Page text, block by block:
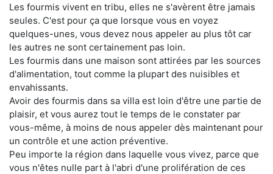
Les fourmis vivent en tribu, elles ne s'avèrent être jamais
seules. C'est pour ça que lorsque vous en voyez
quelques-unes, vous devez nous appeler au plus tôt car
les autres ne sont certainement pas loin.
Les fourmis dans une maison sont attirées par les sources
d'alimentation, tout comme la plupart des nuisibles et
envahissants.
Avoir des fourmis dans sa villa est loin d'être une partie de
plaisir, et vous aurez tout le temps de le constater par
vous-même, à moins de nous appeler dès maintenant pour
un contrôle et une action préventive.
Peu importe la région dans laquelle vous vivez, parce que
vous n'êtes nulle part à l'abri d'une prolifération de ces